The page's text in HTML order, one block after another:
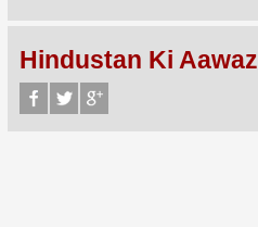
Hindustan Ki Aawaz